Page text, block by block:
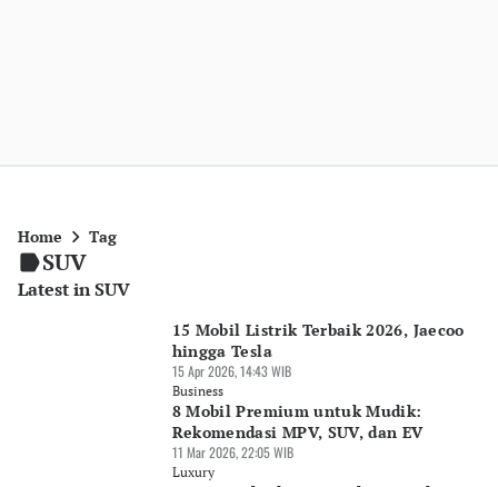
Home Tag
SUV
Latest in SUV
15 Mobil Listrik Terbaik 2026, Jaecoo
hingga Tesla
15 Apr 2026, 14:43 WIB
Business
8 Mobil Premium untuk Mudik:
Rekomendasi MPV, SUV, dan EV
11 Mar 2026, 22:05 WIB
Luxury